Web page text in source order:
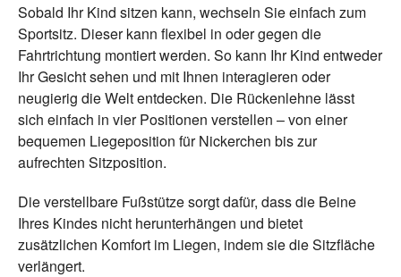
Sobald Ihr Kind sitzen kann, wechseln Sie einfach zum
Sportsitz. Dieser kann flexibel in oder gegen die
Fahrtrichtung montiert werden. So kann Ihr Kind entweder
Ihr Gesicht sehen und mit Ihnen interagieren oder
neugierig die Welt entdecken. Die Rückenlehne lässt
sich einfach in vier Positionen verstellen – von einer
bequemen Liegeposition für Nickerchen bis zur
aufrechten Sitzposition.
Die verstellbare Fußstütze sorgt dafür, dass die Beine
Ihres Kindes nicht herunterhängen und bietet
zusätzlichen Komfort im Liegen, indem sie die Sitzfläche
verlängert.